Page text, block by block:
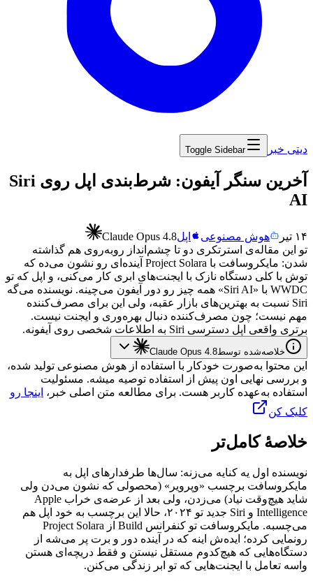
دیتی خبر Toggle Sidebar
‏آخرین سنگر آیفون: شرط‌بندی اپل روی Siri
AI
۱۴ تیر هوش مصنوعی اپلClaude Opus 4.8
تو این مقاله‌ی استرتکری دو تا چشم‌انداز روبه‌روی هم گذاشته
شدن: مایکروسافت با Project Solara آینده‌ای رو نشون می‌ده که
توش با کلی دستگاه نازک با ایجنت‌های ابری کار می‌کنی، و اپل که تو
WWDC با «
Siri AI
» همه چیز رو دور آیفون می‌چینه. نویسنده می‌گه
Siri نسبت به بهترین‌های بازار عقبه، ولی این برای مصرف‌کننده
مهم نیست؛ چون مصرف‌کننده دنبال بهره‌وری و ایجنت نیست.
برتری واقعی اپل دسترسی Siri به اطلاعات شخصی روی آیفونه.
خلاصه‌شده توسطClaude Opus 4.8
این محتوا به‌صورت خودکار با استفاده از هوش مصنوعی تولید شده،
و بررسی نهایی اون پیش از استفاده توصیه میشه. مسئولیت
استفاده به‌عهده کاربر هست. برای مطالعه متن اصلی خبر، اینجا رو
کلیک کن
خلاصهٔ کامل‌تر
نویسنده اول یه کنایه می‌زنه: سال‌ها طرفدارهای اپل به
مایکروسافت برچسب «وپرویر» (محصولی که نشون می‌دن ولی
شاید هیچ‌وقت نیاد) می‌زدن، ولی بعد از عرضه‌ی خراب Apple
Intelligence و Siri جدید تو ۲۰۲۴، حالا این برچسب به خود اپل هم
می‌چسبه. مایکروسافت تو کنفرانس Build از Project Solara
رونمایی کرده؛ ایده‌ش اینه که در آینده دور و برت پر می‌شه از
دستگاه‌هایی که هیچ‌کدوم مستقل نیستن و فقط دریچه‌ای هستن
واسه تعامل با ایجنت‌هایی که تو ابر زندگی می‌کنن.